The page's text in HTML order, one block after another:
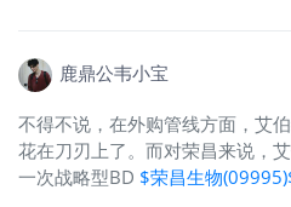
鹿鼎公韦小宝
不得不说，在外购管线方面，艾
花在刀刃上了。而对荣昌来说，
一次战略型BD $荣昌生物